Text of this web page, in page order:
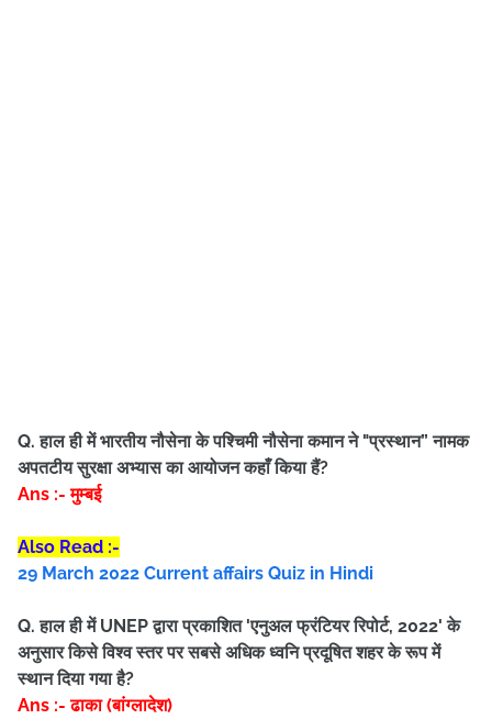
Q. हाल ही में भारतीय नौसेना के पश्चिमी नौसेना कमान ने "प्रस्थान” नामक
अपतटीय सुरक्षा अभ्यास का आयोजन कहाँ किया हैं?
Ans :- मुम्बई
Also Read :-
29 March 2022 Current affairs Quiz in Hindi
Q. हाल ही में UNEP द्वारा प्रकाशित 'एनुअल फ्रंटियर रिपोर्ट, 2022' के
अनुसार किसे विश्व स्तर पर सबसे अधिक ध्वनि प्रदूषित शहर के रूप में
स्थान दिया गया है?
Ans :- ढाका (बांग्लादेश)